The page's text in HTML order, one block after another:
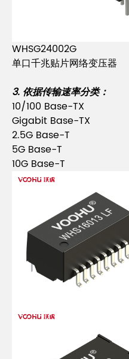
WHSG24002G
单口千兆贴片网络变压器
3. 依据传输速率分类：
10/100 Base-TX
Gigabit Base-TX
2.5G Base-T
5G Base-T
10G Base-T